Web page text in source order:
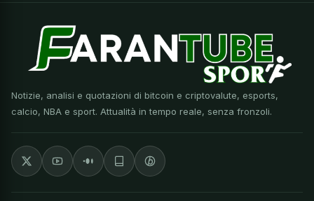
Notizie, analisi e quotazioni di bitcoin e criptovalute, esports,
calcio, NBA e sport. Attualità in tempo reale, senza fronzoli.